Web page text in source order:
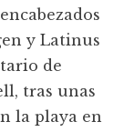
y Latinus
de
tras unas
la playa en